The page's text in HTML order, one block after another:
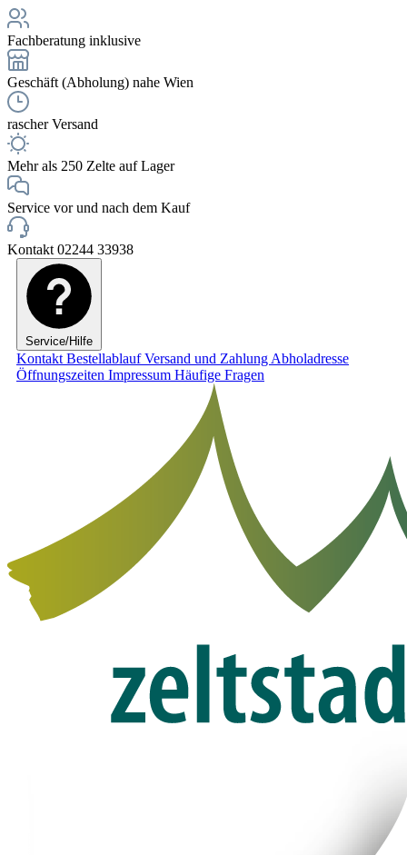
Fachberatung inklusive
Geschäft (Abholung) nahe Wien
rascher Versand
Mehr als 250 Zelte auf Lager
Service vor und nach dem Kauf
Kontakt 02244 33938
Service/Hilfe
Kontakt BestellablaufVersand und Zahlung Abholadresse
Öffnungszeiten Impressum Häufige Fragen